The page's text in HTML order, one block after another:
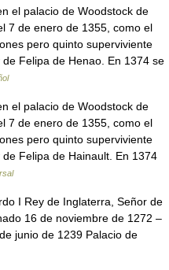
el palacio de Woodstock de
7 de enero de 1355, como el
pero quinto superviviente
Felipa de Henao. En 1374 se
el palacio de Woodstock de
7 de enero de 1355, como el
pero quinto superviviente
Felipa de Hainault. En 1374
I Rey de Inglaterra, Señor de
16 de noviembre de 1272 –
junio de 1239 Palacio de